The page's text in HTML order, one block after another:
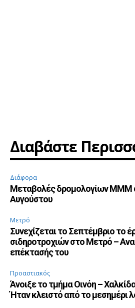
Διαβάστε
Διάφορα
Μεταβολές δρομολογίων ΜΜΜ
Αυγούστου
Μετρό
Συνεχίζεται το Σεπτέμβριο το
σιδηροτροχιών στο Μετρό –
επέκτασής του
Προαστιακός
Άνοιξε το τμήμα Οινόη –
Ήταν κλειστό από το μεσημέρι